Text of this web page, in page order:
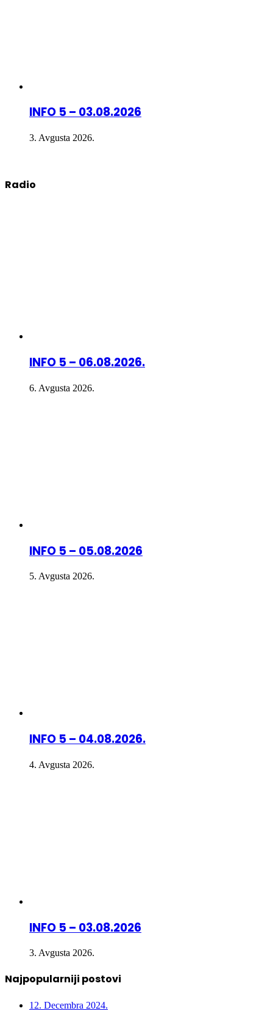
INFO 5 – 03.08.2026
3. Avgusta 2026.
Radio
INFO 5 – 06.08.2026.
6. Avgusta 2026.
INFO 5 – 05.08.2026
5. Avgusta 2026.
INFO 5 – 04.08.2026.
4. Avgusta 2026.
INFO 5 – 03.08.2026
3. Avgusta 2026.
Najpopularniji postovi
12. Decembra 2024.